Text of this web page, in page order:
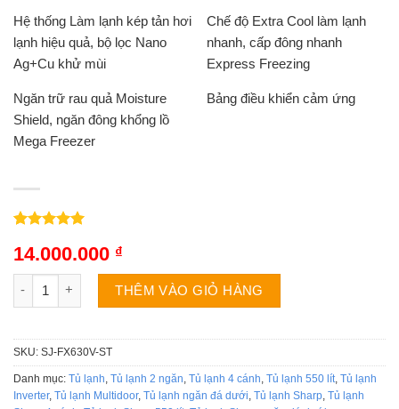
Hệ thống Làm lạnh kép tản hơi
lạnh hiệu quả, bộ lọc Nano
Ag+Cu khử mùi
Chế độ Extra Cool làm lạnh
nhanh, cấp đông nhanh
Express Freezing
Ngăn trữ rau quả Moisture
Shield, ngăn đông khổng lồ
Mega Freezer
Bảng điều khiển cảm ứng
dựa trên
14.000.000 ₫
Tủ lạnh Sharp SJ-FX630V-ST | 556L 4 cánh inverter số lượng
THÊM VÀO GIỎ HÀNG
SKU: SJ-FX630V-ST
Danh mục: Tủ lạnh Tủ lạnh 2 ngăn Tủ lạnh 4 cánh Tủ lạnh 550 lít Tủ lạnh
Inverter, Tủ lạnh Multidoor, Tủ lạnh ngăn đá dưới Tủ lạnh Sharp Tủ lạnh